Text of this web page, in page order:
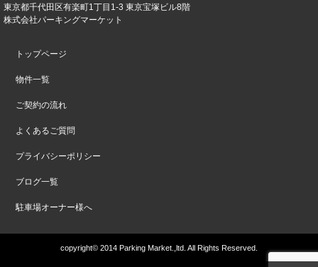
東京都千代田区有楽町1丁目1-3 東京宝塚ビル8階
株式会社パーキングマーケット
トップページ
物件一覧
ご契約の流れ
よくあるご質問
プライバシーポリシー
ブログ一覧
駐車場オーナー様へ
copyright© 2014 Parking Market.,ltd. All Rights Reserved.